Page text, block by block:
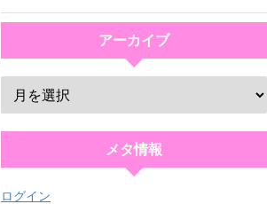
アーカイブ
メタ情報
ログイン